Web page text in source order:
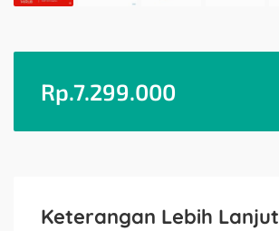
Rp.7.299.000
Keterangan Lebih Lanjut